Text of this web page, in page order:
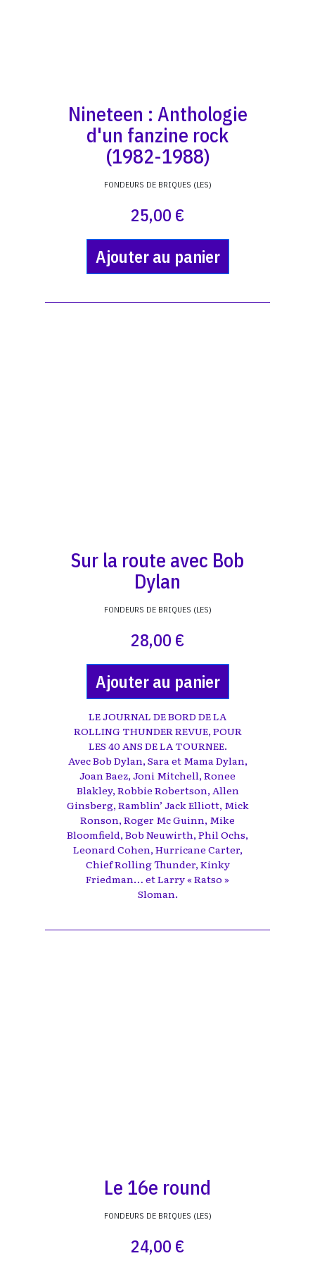
Nineteen : Anthologie
d'un fanzine rock
(1982-1988)
FONDEURS DE BRIQUES (LES)
25,00 €
Ajouter au panier
Sur la route avec Bob
Dylan
FONDEURS DE BRIQUES (LES)
28,00 €
Ajouter au panier
LE JOURNAL DE BORD DE LA
ROLLING THUNDER REVUE, POUR
LES 40 ANS DE LA TOURNEE.
Avec Bob Dylan, Sara et Mama Dylan,
Joan Baez, Joni Mitchell, Ronee
Blakley, Robbie Robertson, Allen
Ginsberg, Ramblin’ Jack Elliott, Mick
Ronson, Roger Mc Guinn, Mike
Bloomfield, Bob Neuwirth, Phil Ochs,
Leonard Cohen, Hurricane Carter,
Chief Rolling Thunder, Kinky
Friedman… et Larry « Ratso »
Sloman.
Le 16e round
FONDEURS DE BRIQUES (LES)
24,00 €